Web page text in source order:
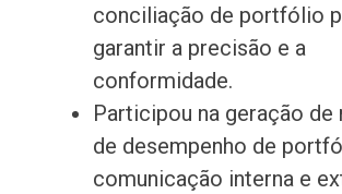
conciliação de portfólio
garantir a precisão e a
conformidade.
Participou na geração
de desempenho de
comunicação interna e